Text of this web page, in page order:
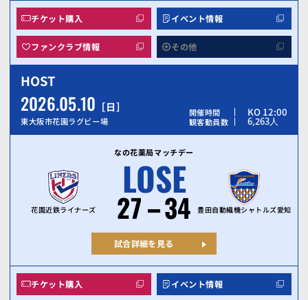
チケット購入 イベント情報
ファンクラブ情報 その他
HOST
2026.05.10 日
東大阪市花園ラグビー場
開催時間 KO 12:00
観客動員数 6,263人
なの花薬局マッチデー
花園近鉄ライナーズ
LOSE
27 34 豊田自動織機シャトルズ愛知
試合詳細を見る
チケット購入 イベント情報